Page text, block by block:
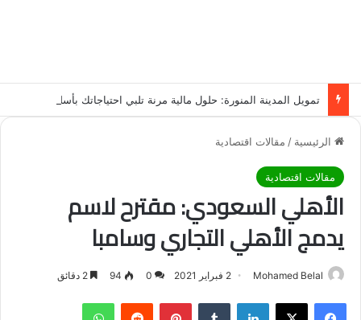
الرئيسية / مقالات اقتصادية
مقالات اقتصادية
الأهلي السعودي: مقترح لاسم
يدمج الأهلي التجاري وسامبا
Mohamed Belal 2 فبراير 2021 0
94
فيسبوك لينكدإن بينتيريست